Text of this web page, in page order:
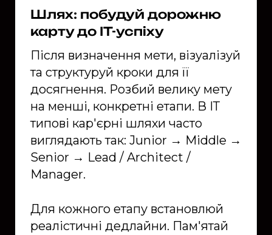
Шлях: побудуй дорожню
карту до ІТ-успіху
Після визначення мети, візуалізуй
та структуруй кроки для її
досягнення. Розбий велику мету
на менші, конкретні етапи. В ІТ
типові кар'єрні шляхи часто
виглядають так: Junior → Middle →
Senior → Lead / Architect /
Manager.
Для кожного етапу встановлюй
реалістичні дедлайни. Пам'ятай